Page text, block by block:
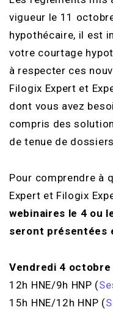
vigueur le 11
hypothécaire, il est
votre courtage
à respecter ces
Filogix Expert et
dont vous avez
compris des
de tenue de
Pour comprendre à
Expert et Filogix
webinaires le 4 ou
seront présentées
Vendredi 4 octobre
12h HNE/9h HNP (
15h HNE/12h HNP (